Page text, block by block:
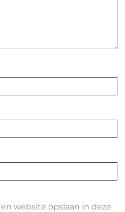
website opslaan in deze